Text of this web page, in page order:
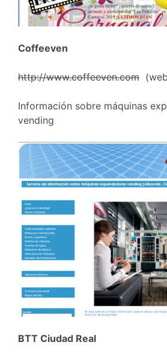
Coffeeven
http://www.coffeeven.com
Información sobre máquinas
vending
BTT Ciudad Real